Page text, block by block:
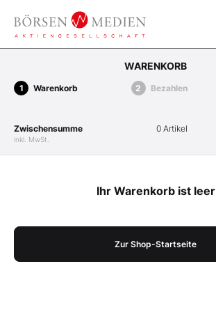
WARENKORB
Warenkorb Bezahlen
Zwischensumme
inkl. MwSt.
0 Artikel
Ihr Warenkorb ist leer
Zur Shop-Startseite